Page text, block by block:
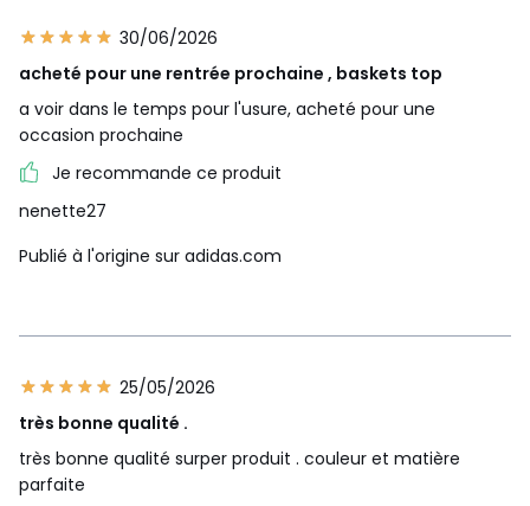
30/06/2026
acheté pour une rentrée prochaine , baskets top
a voir dans le temps pour l'usure, acheté pour une
occasion prochaine
Je recommande ce produit
nenette27
Publié à l'origine sur adidas.com
25/05/2026
très bonne qualité .
très bonne qualité surper produit . couleur et matière
parfaite